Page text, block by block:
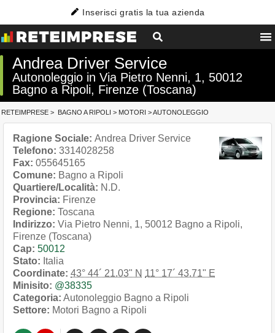
Inserisci gratis la tua azienda
Andrea Driver Service
Autonoleggio in Via Pietro Nenni, 1, 50012
Bagno a Ripoli, Firenze (Toscana)
RETEIMPRESE > BAGNO A RIPOLI > MOTORI >AUTONOLEGGIO
Ragione Sociale: Andrea Driver Service
Telefono: 3314028258
Fax: 055645165
Comune: Bagno a Ripoli
Quartiere/Località: N.D.
Provincia: Firenze
Regione: Toscana
Indirizzo: Via Pietro Nenni, 1, 50012 Bagno a Ripoli,
Firenze (Toscana)
Cap: 50012
Stato: Italia
Coordinate: 43° 44´ 21.03" N 11° 17´ 43.71" E
Minisito: @38335
Categoria: Autonoleggio Bagno a Ripoli
Settore: Motori Bagno a Ripoli